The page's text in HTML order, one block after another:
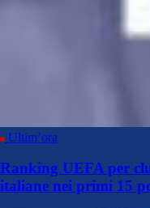
Ultim’ora
Ranking UEFA per
italiane nei primi 15